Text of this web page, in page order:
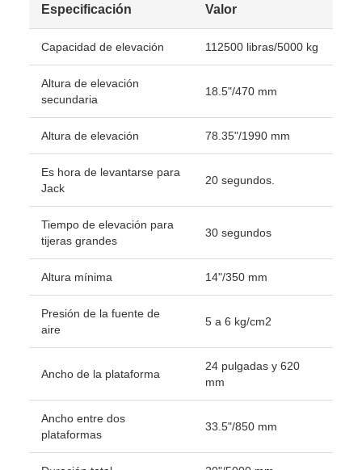
Especificación Valor
Capacidad de elevación 112500 libras/5000 kg
Altura de elevación
secundaria
18.5"/470 mm
Altura de elevación 78.35"/1990 mm
Es hora de levantarse para
Jack
20 segundos.
Tiempo de elevación para
tijeras grandes
30 segundos
Altura mínima 14"/350 mm
Presión de la fuente de
aire
5 a 6 kg/cm2
Ancho de la plataforma
24 pulgadas y 620
mm
Ancho entre dos
plataformas
33.5"/850 mm